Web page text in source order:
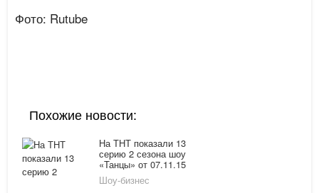
Фото: Rutube
Похожие новости:
На ТНТ показали 13
серию 2 сезона шоу
«Танцы» от 07.11.15
Шоу-бизнес